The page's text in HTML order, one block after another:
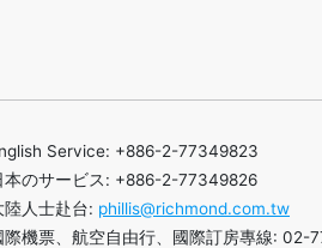
Service: +886-2-77349823
本のサービス: +886-2-77349826
陸人士赴台: phillis@richmond.com.tw
際機票、航空自由行、國際訂房專線: 02-